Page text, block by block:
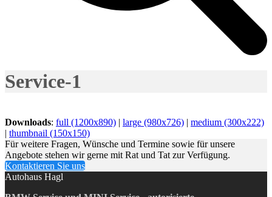
Service-1
Downloads: full (1200x890) | large (980x726) | medium (300x222)
| thumbnail (150x150)
Für weitere Fragen, Wünsche und Termine sowie für unsere
Angebote stehen wir gerne mit Rat und Tat zur Verfügung.
Kontaktieren Sie uns
Autohaus Hagl